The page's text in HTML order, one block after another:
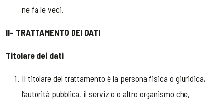
ne fa le veci.
II- TRATTAMENTO DEI DATI
Titolare dei dati
Il titolare del trattamento è la persona fisica o giuridica,
l’autorità pubblica, il servizio o altro organismo che,